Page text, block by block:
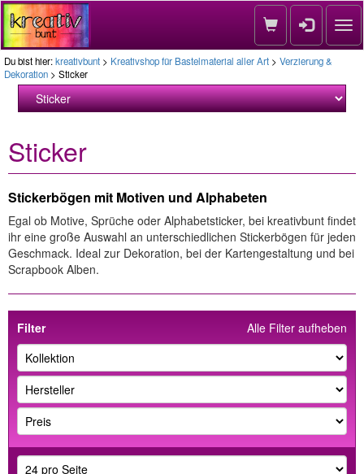
Du bist hier:kreativbunt > Kreativshop für Bastelmaterial aller Art > Verzierung &
Dekoration > Sticker
Sticker
Stickerbögen mit Motiven und Alphabeten
Egal ob Motive, Sprüche oder Alphabetsticker, bei kreativbunt findet
ihr eine große Auswahl an unterschiedlichen Stickerbögen für jeden
Geschmack. Ideal zur Dekoration, bei der Kartengestaltung und bei
Scrapbook Alben.
Alle Filter aufheben
Filter